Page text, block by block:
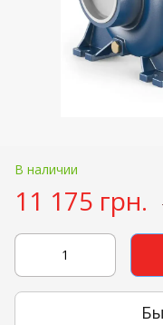
В наличии
11 175 грн.